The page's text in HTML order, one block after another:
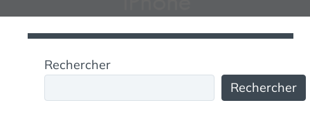
Rechercher
Rechercher